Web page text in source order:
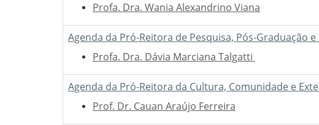
Profa. Dra. Wania Alexandrino Viana
Agenda da Pró-Reitora de Pesquisa, Pós-Graduação
Profa. Dra. Dávia Marciana Talgatti
Agenda da Pró-Reitora da Cultura, Comunidade e
Prof. Dr. Cauan Araújo Ferreira